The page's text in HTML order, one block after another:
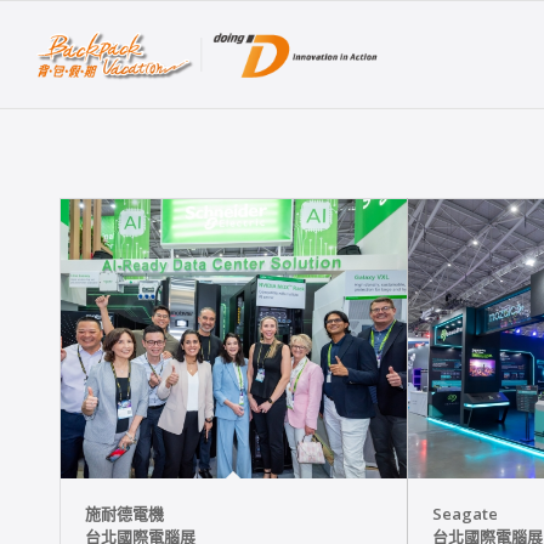
施耐德電機
台北國際電腦展
Seagate
台北國際電腦展